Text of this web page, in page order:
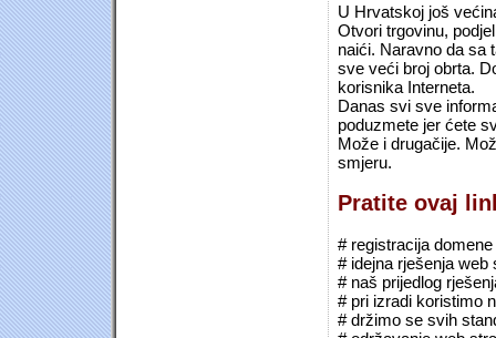
U Hrvatskoj još
Otvori trgovinu,
naići. Naravno da sa
sve veći broj obrta.
korisnika Interneta.
Danas svi sve
poduzmete jer ćete
Može i drugačije.
smjeru.
Pratite ovaj
# registracija
# idejna rješenja web
# naš prijedlog
# pri izradi koristimo
# držimo se svih